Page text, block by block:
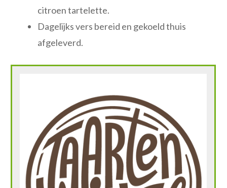
citroen tartelette.
Dagelijks vers bereid en gekoeld thuis
afgeleverd.